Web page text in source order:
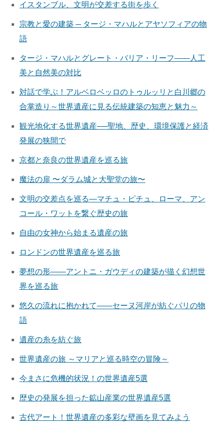
イスタンブル、文明が交差する街を歩く
宗教と愛の建築 ─ タージ・マハルとアヤソフィアの物
語
タージ・マハルとグレート・バリア・リーフ——人工
美と自然美の対比
対話で学ぶ！アルベロベッロのトゥルッリと白川郷の
合掌造り～世界遺産に見る伝統建築の知恵と魅力～
観光地化する世界遺産──聖地、歴史、環境保護と経済
発展の狭間で
京都と奈良の世界遺産を巡る旅
魔法の扉 〜ダラム城と大聖堂の旅〜
文明の交差点を巡る—マチュ・ピチュ、ローマ、アン
コール・ワットを繋ぐ歴史の旅
自由の女神から始まる遺産の旅
ロンドンの世界遺産を巡る旅
夢想の形――アントニ・ガウディの建築が描く幻想世
界を巡る旅
悠久の流れに抱かれて――セーヌ河岸が紡ぐパリの物
語
遺産の糸を紡ぐ旅
世界遺産の旅 ～マリアと巡る時空の冒険～
今まさに危機的状況！の世界遺産5選
歴史の発展を担った鉱山産業の世界遺産5選
古代アート！世界遺産の多彩な壁画を見てみよう